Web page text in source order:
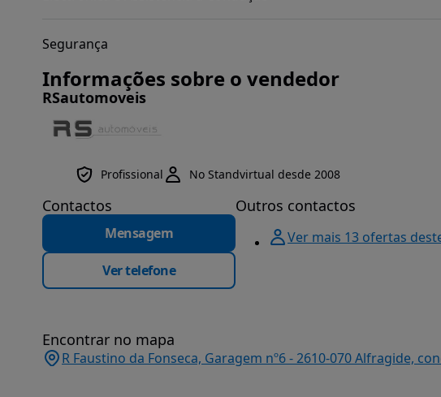
Segurança
Informações sobre o vendedor
RSautomoveis
Profissional No Standvirtual desde 2008
Contactos
Mensagem
Ver telefone
Outros contactos
Ver mais 13 ofertas
Encontrar no mapa
R Faustino da Fonseca, Garagem nº6 - 2610-070 Alfragide,